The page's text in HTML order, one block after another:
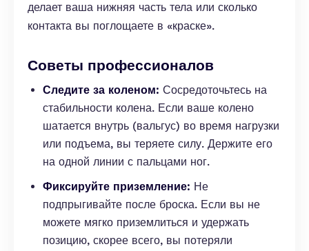
делает ваша нижняя часть тела или сколько
контакта вы поглощаете в «краске».
Советы профессионалов
Следите за коленом: Сосредоточьтесь на
стабильности колена. Если ваше колено
шатается внутрь (вальгус) во время нагрузки
или подъема, вы теряете силу. Держите его
на одной линии с пальцами ног.
Фиксируйте приземление: Не
подпрыгивайте после броска. Если вы не
можете мягко приземлиться и удержать
позицию, скорее всего, вы потеряли